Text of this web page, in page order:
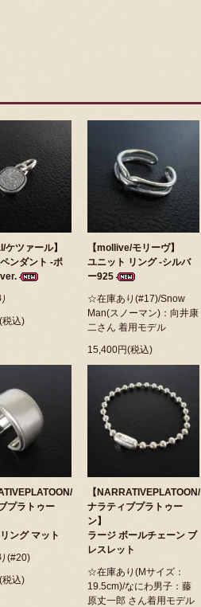
ケツァール】
ンダント -ポ
税込)
【mollive/モリーヴ】
ユニット リング -シルバ
ー925
☆在庫あり(#17)/Snow
Man(スノーマン)：向井康
二さん 着用モデル
15,400円(税込)
プラトゥー
ング マット
(#20)
税込)
【NARRATIVEPLATOON/
ナラティブプラトゥー
ン】
ラージ ボールチェーン ブ
レスレット
☆在庫あり(Mサイズ：
19.5cm)/なにわ男子：藤
原丈一郎 さん着用モデル